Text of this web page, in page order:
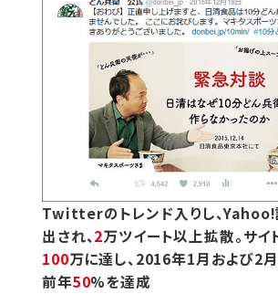
Twitterのトレンド入りし、Yahoo!
出され、2万ツイート以上拡散。サイ
100万に達し、2016年1月および2
前年50%を達成